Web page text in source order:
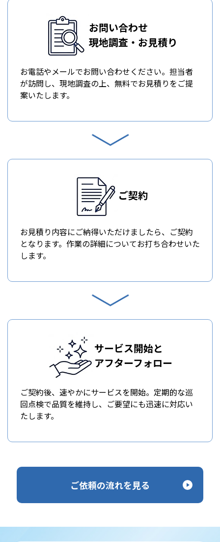
お問い合わせ
現地調査・お見積り
お電話やメールでお問い合わせください。担当者
が訪問し、現地調査の上、無料でお見積りをご提
案いたします。
ご契約
お見積り内容にご納得いただけましたら、ご契約
となります。作業の詳細についてお打ち合わせいた
します。
サービス開始と
アフターフォロー
ご契約後、速やかにサービスを開始。定期的な巡
回点検で品質を維持し、ご要望にも迅速に対応い
たします。
ご依頼の流れを見る